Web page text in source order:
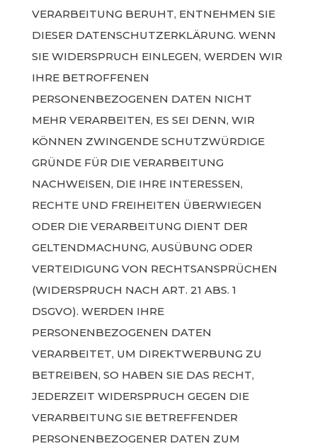
VERARBEITUNG BERUHT, ENTNEHMEN SIE
DIESER DATENSCHUTZERKLÄRUNG. WENN
SIE WIDERSPRUCH EINLEGEN, WERDEN WIR
IHRE BETROFFENEN
PERSONENBEZOGENEN DATEN NICHT
MEHR VERARBEITEN, ES SEI DENN, WIR
KÖNNEN ZWINGENDE SCHUTZWÜRDIGE
GRÜNDE FÜR DIE VERARBEITUNG
NACHWEISEN, DIE IHRE INTERESSEN,
RECHTE UND FREIHEITEN ÜBERWIEGEN
ODER DIE VERARBEITUNG DIENT DER
GELTENDMACHUNG, AUSÜBUNG ODER
VERTEIDIGUNG VON RECHTSANSPRÜCHEN
(WIDERSPRUCH NACH ART. 21 ABS. 1
DSGVO). WERDEN IHRE
PERSONENBEZOGENEN DATEN
VERARBEITET, UM DIREKTWERBUNG ZU
BETREIBEN, SO HABEN SIE DAS RECHT,
JEDERZEIT WIDERSPRUCH GEGEN DIE
VERARBEITUNG SIE BETREFFENDER
PERSONENBEZOGENER DATEN ZUM